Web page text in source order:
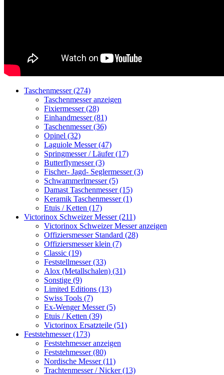
Taschenmesser (274)
Taschenmesser anzeigen
Fixiermesser (28)
Einhandmesser (81)
Taschenmesser (36)
Opinel (32)
Laguiole Messer (47)
Springmesser / Läufer (17)
Butterflymesser (3)
Fischer- Jagd- Seglermesser (3)
Schwammerlmesser (5)
Damast Taschenmesser (15)
Keramik Taschenmesser (1)
Etuis / Ketten (17)
Victorinox Schweizer Messer (211)
Victorinox Schweizer Messer anzeigen
Offiziersmesser Standard (28)
Offiziersmesser klein (7)
Classic (19)
Feststellmesser (33)
Alox (Metallschalen) (31)
Sonstige (9)
Limited Editions (13)
Swiss Tools (7)
Ex-Wenger Messer (5)
Etuis / Ketten (39)
Victorinox Ersatzteile (51)
Feststehmesser (173)
Feststehmesser anzeigen
Feststehmesser (80)
Nordische Messer (11)
Trachtenmesser / Nicker (13)